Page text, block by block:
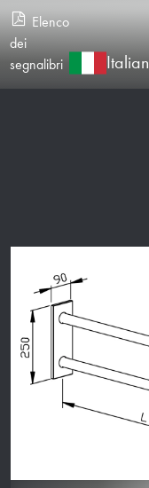
Elenco
dei
segnalibri
Italian